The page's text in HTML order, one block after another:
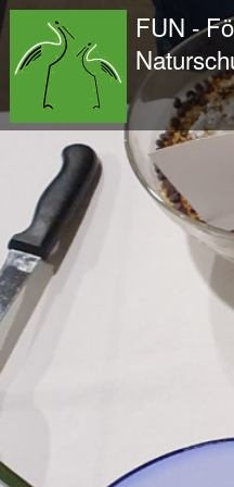
Wir - der FUN
Der Verein
Entstehung und
Kontakt
Der Vorstand
Orts- und
Satzung und
Veröffentlichungen
Projekte und
Initiative Langes
GAK-Projekte
Nistkästen
FUN -